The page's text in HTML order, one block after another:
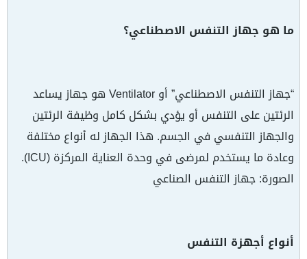
ما هو جهاز التنفس الاصطناعي؟
“جهاز التنفس الاصطناعي” أو Ventilator هو جهاز يساعد
الرئتين على التنفس أو يؤدي بشكل كامل وظيفة الرئتين
والجهاز التنفسي في الجسم. هذا الجهاز له أنواع مختلفة
وعادة ما يستخدم لمرضى في وحدة العناية المركزة (ICU).
الصورة: جهاز التنفس الصناعي
أنواع أجهزة التنفس